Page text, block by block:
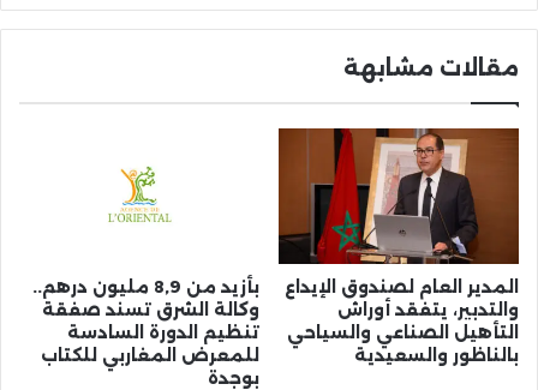
مقالات مشابهة
المدير العام لصندوق الإيداع
والتدبير، يتفقد أوراش
التأهيل الصناعي والسياحي
بالناظور والسعيدية
بأزيد من 8,9 مليون درهم..
وكالة الشرق تسند صفقة
تنظيم الدورة السادسة
للمعرض المغاربي للكتاب
بوجدة